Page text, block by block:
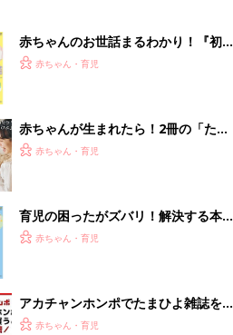
赤ちゃんのお世話まるわかり！『初め
てのひよこクラブ 夏号』〈巻頭大特
赤ちゃん・育児
赤ちゃんが生まれたら！2冊の「たま
ひよ」
赤ちゃん・育児
育児の困ったがズバリ！解決する本
『ひよこクラブ 夏号』 4カ月～2才
赤ちゃん・育児
アカチャンホンポでたまひよ雑誌を買
うとポイント10倍【期間限定】
赤ちゃん・育児